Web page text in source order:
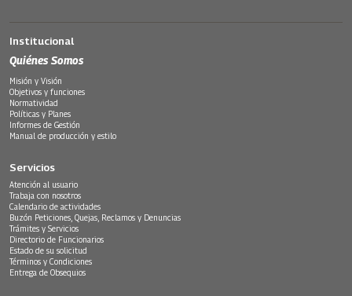
Institucional
Quiénes Somos
Misión y Visión
Objetivos y funciones
Normatividad
Políticas y Planes
Informes de Gestión
Manual de producción y estilo
Servicios
Atención al usuario
Trabaja con nosotros
Calendario de actividades
Buzón Peticiones, Quejas, Reclamos y Denuncias
Trámites y Servicios
Directorio de Funcionarios
Estado de su solicitud
Términos y Condiciones
Entrega de Obsequios